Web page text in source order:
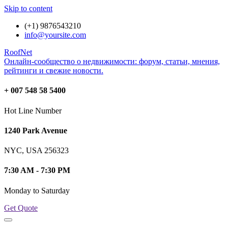
Skip to content
(+1) 9876543210
info@yoursite.com
RoofNet
Онлайн-сообщество о недвижимости: форум, статьи, мнения,
рейтинги и свежие новости.
+ 007 548 58 5400
Hot Line Number
1240 Park Avenue
NYC, USA 256323
7:30 AM - 7:30 PM
Monday to Saturday
Get Quote